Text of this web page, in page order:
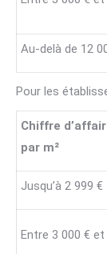
Au-delà de 12
Pour les
Chiffre
par m²
Jusqu’à 2 999 €
Entre 3 000 €